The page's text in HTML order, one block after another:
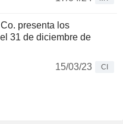
presenta los
31 de diciembre de
15/03/23
CI